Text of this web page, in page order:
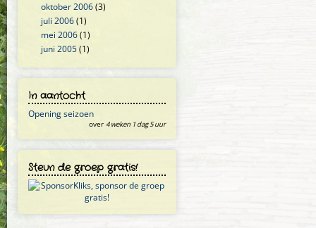
oktober 2006(3)
juli 2006(1)
mei 2006(1)
juni 2005(1)
In aantocht
Opening seizoen
over 4 weken 1 dag 5 uur
Steun de groep gratis!